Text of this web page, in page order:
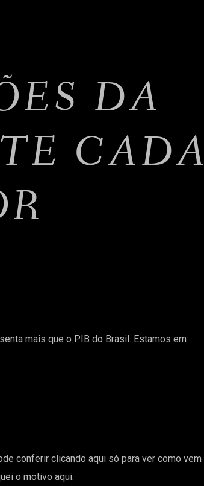
DA
CADA
mais que o PIB do Brasil. Estamos em
conferir clicando aqui só para ver como vem
o motivo aqui.